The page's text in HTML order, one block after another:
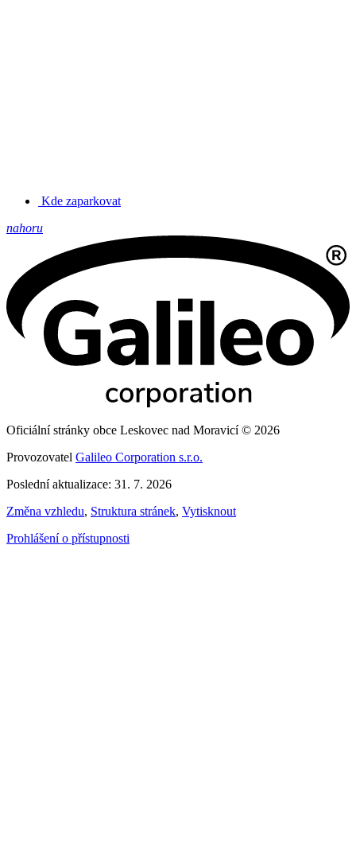
Kde zaparkovat
nahoru
Oficiální stránky obce Leskovec nad Moravicí © 2026
Provozovatel Galileo Corporation s.r.o.
Poslední aktualizace: 31. 7. 2026
Změna vzhledu, Struktura stránek, Vytisknout
Prohlášení o přístupnosti